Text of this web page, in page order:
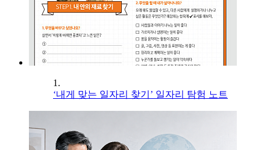
1.
‘내게 맞는 일자리 찾기’ 일자리 탐험 노트